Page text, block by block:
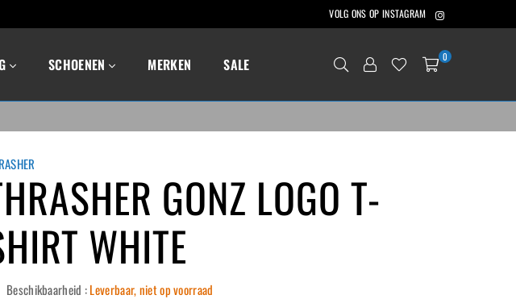
VOLG ONS OP INSTAGRAM Instagram
SCHOENEN MERKEN SALE 0
GONZ LOGO T-
WHITE
Beschikbaarheid :Leverbaar, niet op voorraad